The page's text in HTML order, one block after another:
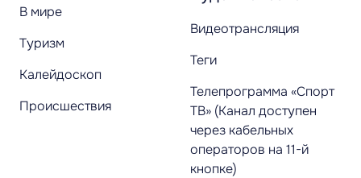
В мире
Туризм
Калейдоскоп
Происшествия
Видеотрансляция
Теги
Телепрограмма «Спорт
ТВ» (Канал доступен
через кабельных
операторов на 11-й
кнопке)